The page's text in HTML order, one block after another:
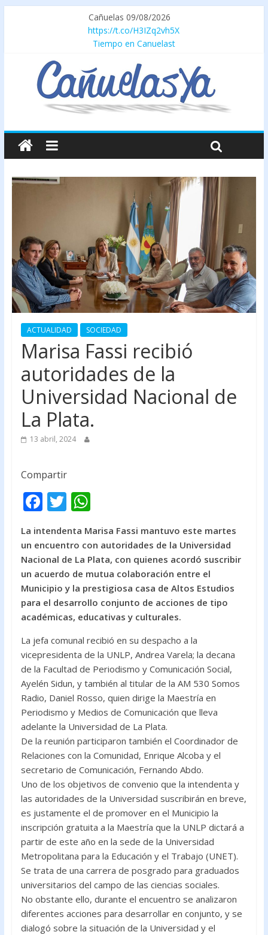
Cañuelas 09/08/2026
https://t.co/H3IZq2vh5X
Tiempo en Canuelast
ACTUALIDAD SOCIEDAD
Marisa Fassi recibió
autoridades de la
Universidad Nacional de
La Plata.
13 abril, 2024
Compartir
F
ac
e
b
o
o
k
T
itt
er
W
h
at
s
A
p
p
La intendenta Marisa Fassi mantuvo este martes
un encuentro con autoridades de la Universidad
Nacional de La Plata, con quienes acordó suscribir
un acuerdo de mutua colaboración entre el
Municipio y la prestigiosa casa de Altos Estudios
para el desarrollo conjunto de acciones de tipo
académicas, educativas y culturales.
La jefa comunal recibió en su despacho a la
vicepresidenta de la UNLP, Andrea Varela; la decana
de la Facultad de Periodismo y Comunicación Social,
Ayelén Sidun, y también al titular de la AM 530 Somos
Radio, Daniel Rosso, quien dirige la Maestría en
Periodismo y Medios de Comunicación que lleva
adelante la Universidad de La Plata.
De la reunión participaron también el Coordinador de
Relaciones con la Comunidad, Enrique Alcoba y el
secretario de Comunicación, Fernando Abdo.
Uno de los objetivos de convenio que la intendenta y
las autoridades de la Universidad suscribirán en breve,
es justamente el de promover en el Municipio la
inscripción gratuita a la Maestría que la UNLP dictará a
partir de este año en la sede de la Universidad
Metropolitana para la Educación y el Trabajo (UNET).
Se trata de una carrera de posgrado para graduados
universitarios del campo de las ciencias sociales.
No obstante ello, durante el encuentro se analizaron
diferentes acciones para desarrollar en conjunto, y se
dialogó sobre la situación de la Universidad y el